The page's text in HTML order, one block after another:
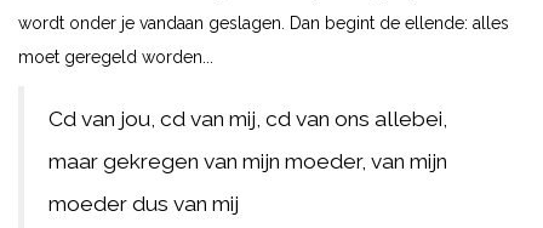
wordt onder je vandaan geslagen. Dan begint de ellende: alles
moet geregeld worden...
Cd van jou, cd van mij, cd van ons allebei,
maar gekregen van mijn moeder, van mijn
moeder dus van mij